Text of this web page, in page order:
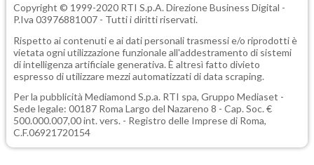
Copyright © 1999-2020 RTI S.p.A. Direzione Business Digital -
P.Iva 03976881007 - Tutti i diritti riservati.
Rispetto ai contenuti e ai dati personali trasmessi e/o riprodotti è
vietata ogni utilizzazione funzionale all'addestramento di sistemi
di intelligenza artificiale generativa. È altresì fatto divieto
espresso di utilizzare mezzi automatizzati di data scraping.
Per la pubblicità Mediamond S.p.a. RTI spa, Gruppo Mediaset -
Sede legale: 00187 Roma Largo del Nazareno 8 - Cap. Soc. €
500.000.007,00 int. vers. - Registro delle Imprese di Roma,
C.F.06921720154